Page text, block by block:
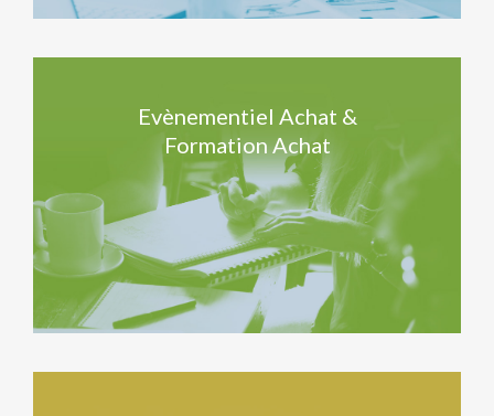
Evènementiel Achat &
Formation Achat